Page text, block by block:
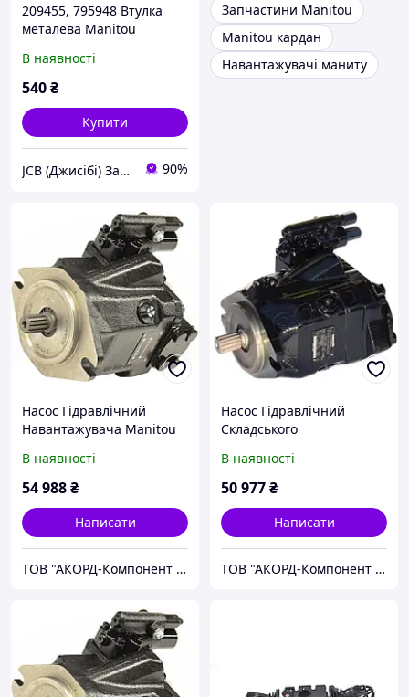
209455, 795948 Втулка
металева Manitou
В наявності
540₴
Купити
JCB (Джисібі) Запчастини - Сервіс - Ремонт спецтехніки 90%
Запчастини Manitou
Manitou кардан
Навантажувачі маниту
Насос Гідравлічний
Навантажувача Manitou
В наявності
54 988₴
Написати
ТОВ "АКОРД-Компонент репаір"
Насос Гідравлічний
Складського
В наявності
50 977₴
Написати
ТОВ "АКОРД-Компонент репаір"